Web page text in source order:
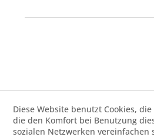
Diese Website benutzt Cookies,
die den Komfort bei Benutzung
sozialen Netzwerken